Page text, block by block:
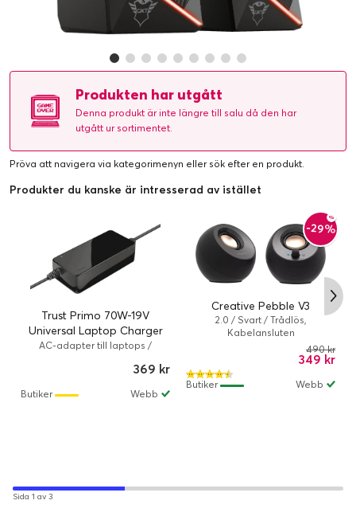
Produkten har utgått
Denna produkt är inte längre till salu då den har
utgått ur sortimentet.
Pröva att navigera via kategorimenyn eller sök efter en produkt.
Produkter du kanske är intresserad av istället
Trust Primo 70W-19V
Universal Laptop Charger
(Fyndvara klass 1)
AC-adapter till laptops /
369 kr
Webb
Butiker
-29%
Creative Pebble V3
2.0 / Svart / Trådlös,
Kabelansluten
349 kr
490 kr
Webb
Butiker
Sida 1 av 3